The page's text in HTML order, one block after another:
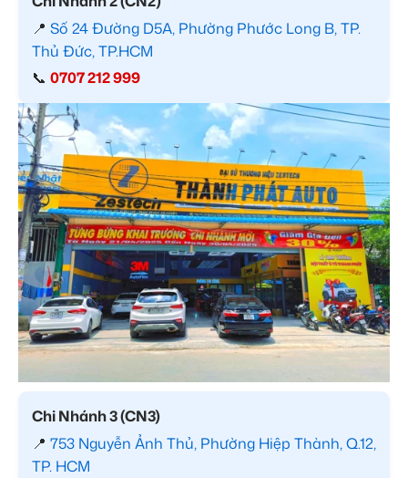
📍 Số 24 Đường D5A, Phường Phước Long B, TP.
Thủ Đức, TP.HCM
📞 0707 212 999
Chi Nhánh 3 (CN3)
📍 753 Nguyễn Ảnh Thủ, Phường Hiệp Thành, Q.12,
TP. HCM